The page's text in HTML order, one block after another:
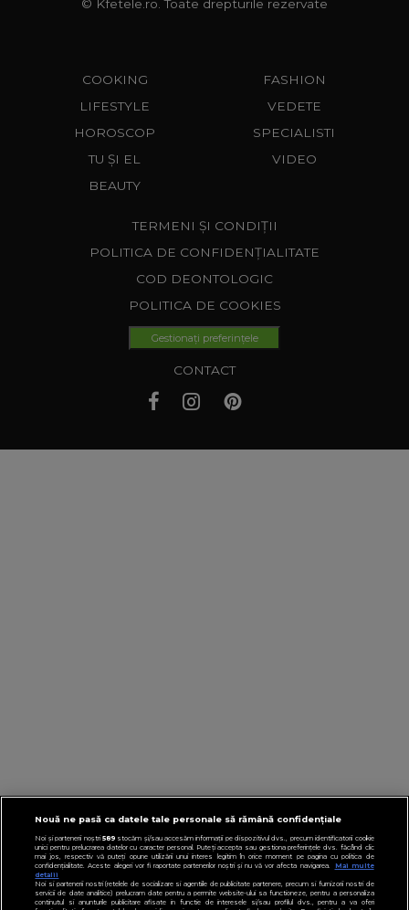
© Kfetele.ro. Toate drepturile rezervate
COOKING
LIFESTYLE
HOROSCOP
TU ȘI EL
BEAUTY
FASHION
VEDETE
SPECIALISTI
VIDEO
TERMENI ȘI CONDIȚII
POLITICA DE CONFIDENȚIALITATE
COD DEONTOLOGIC
POLITICA DE COOKIES
Gestionați preferințele
CONTACT
Nouă ne pasă ca datele tale personale să rămână confidențiale
Noi și partenerii noștri589stocăm și/sau accesăm informații pe dispozitivul dvs., precum identificatorii cookie
unici pentru prelucrarea datelor cu caracter personal. Puteți accepta sau gestiona preferințele dvs. făcând clic
mai jos, respectiv vă puteți opune utilizării unui interes legitim în orice moment pe pagina cu politica de
confidențialitate. Aceste alegeri vor fi raportate partenerilor noștri și nu vă vor afecta navigarea.
Mai multe
detalii
Noi si partenerii nostri (retelele de socializare si agentiile de publicitate partenere, precum si furnizorii nostri de
servicii de date analitice) prelucram date pentru a permite website-ului sa functioneze, pentru a personaliza
continutul si anunturile publicitare afisate in functie de interesele si/sau profilul dvs., pentru a va oferi